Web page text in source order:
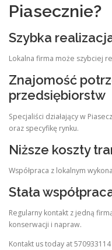
Piasecznie?
Szybka
Lokalna firma może szybciej
Znajomość
przedsiębiorstw
Specjaliści działający w
oraz specyfikę rynku.
Niższe koszty
Współpraca z lokalnym
Stała
Regularny kontakt z jedną
konserwacji i napraw.
Kontakt us today at